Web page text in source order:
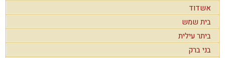
אשדוד
בית שמש
ביתר עילית
בני ברק